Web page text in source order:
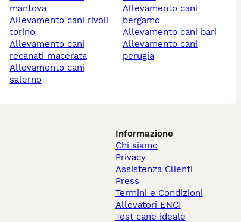
mantova
allevamento cani rivoli
torino
allevamento cani
recanati macerata
allevamento cani
salerno
allevamento cani
bergamo
allevamento cani bari
allevamento cani
perugia
Informazione
Chi siamo
Privacy
Assistenza Clienti
Press
Termini e Condizioni
Allevatori ENCI
Test cane ideale